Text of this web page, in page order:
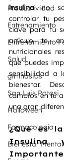
Productividad
Entrenamiento
Entrenamiento
Salud
gimnasios
San Luis Potosi
Halloween
Farmacología
Bienestar Mental
insulina no
controlar tu
clave para tu
artículo te
nutricionales
que puedes
sensibilidad a
bienestar.
cambios en tu
una gran
¿Qué es
Insulina